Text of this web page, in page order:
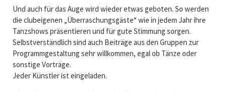
Und auch für das Auge wird wieder etwas geboten. So werden
die clubeigenen „Überraschungsgäste“ wie in jedem Jahr ihre
Tanzshows präsentieren und für gute Stimmung sorgen.
Selbstverständlich sind auch Beiträge aus den Gruppen zur
Programmgestaltung sehr willkommen, egal ob Tänze oder
sonstige Vorträge.
Jeder Künstler ist eingeladen.